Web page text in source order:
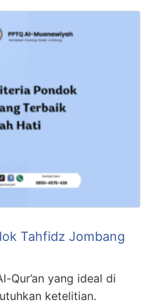
Tahfidz Jombang
Qur’an yang ideal di
ketelitian.